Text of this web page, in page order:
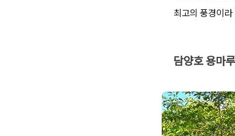
최고의 풍경이
담양호 용마